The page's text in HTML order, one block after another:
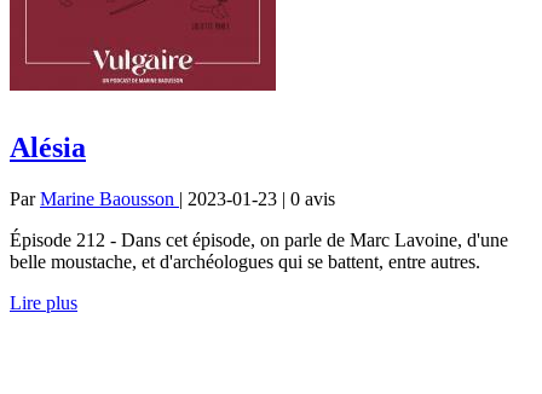
Alésia
ParMarine Baousson | 2023-01-23 | 0 avis
Épisode 212 - Dans cet épisode, on parle de Marc Lavoine, d'une
belle moustache, et d'archéologues qui se battent, entre autres.
Lire plus